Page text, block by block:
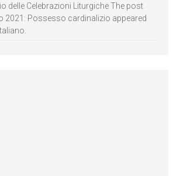
delle Celebrazioni Liturgiche The post
2021: Possesso cardinalizio appeared